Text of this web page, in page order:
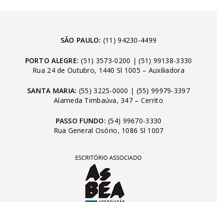
SÃO PAULO: (11) 94230-4499
PORTO ALEGRE: (51) 3573-0200 |(51) 99138-3330
Rua 24 de Outubro, 1440 Sl 1005 – Auxiliadora
SANTA MARIA: (55) 3225-0000 | (55) 99979-3397
Alameda Timbaúva, 347 – Cerrito
PASSO FUNDO: (54) 99670-3330
Rua General Osório, 1086 Sl 1007